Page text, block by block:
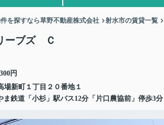
を探すなら草野不動産株式会社 射水市の賃貸一覧
ーブズ Ｃ
円
場新町
１丁目２０番地１
ま鉄道「小杉」駅バス12分「片口農協前」停歩3分